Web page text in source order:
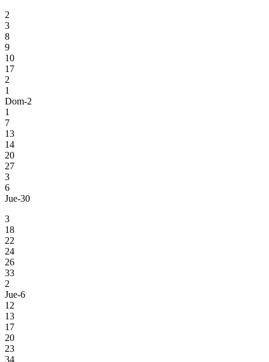
2
3
8
9
10
17
2
1
Dom-2
1
7
13
14
20
27
3
6
Jue-30
3
18
22
24
26
33
2
Jue-6
12
13
17
20
23
34